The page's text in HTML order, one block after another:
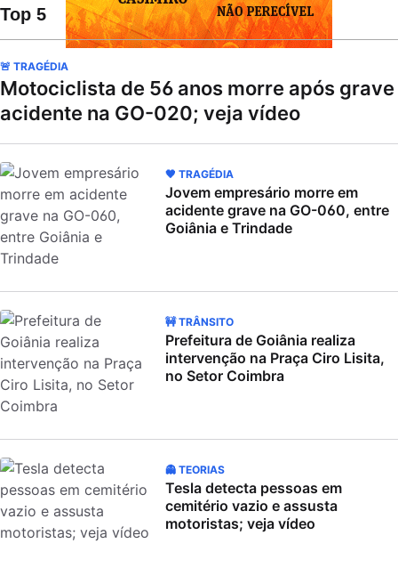
Top 5
🚨 TRAGÉDIA
Motociclista de 56 anos morre após grave
acidente na GO-020; veja vídeo
🖤 TRAGÉDIA
Jovem empresário morre em
acidente grave na GO-060, entre
Goiânia e Trindade
🚧 TRÂNSITO
Prefeitura de Goiânia realiza
intervenção na Praça Ciro Lisita,
no Setor Coimbra
👻 TEORIAS
Tesla detecta pessoas em
cemitério vazio e assusta
motoristas; veja vídeo